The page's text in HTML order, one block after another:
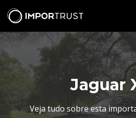
Jaguar
Veja tudo sobre esta